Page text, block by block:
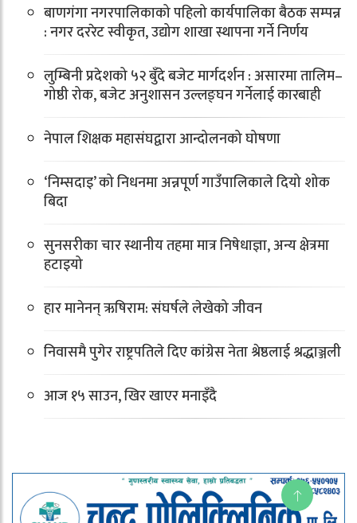
बाणगंगा नगरपालिकाको पहिलो कार्यपालिका बैठक सम्पन्न
: नगर दररेट स्वीकृत, उद्योग शाखा स्थापना गर्ने निर्णय
लुम्बिनी प्रदेशको ५२ बुँदे बजेट मार्गदर्शन : असारमा तालिम–
गोष्ठी रोक, बजेट अनुशासन उल्लङ्घन गर्नेलाई कारबाही
नेपाल शिक्षक महासंघद्वारा आन्दोलनको घोषणा
‘निम्सदाइ’ को निधनमा अन्नपूर्ण गाउँपालिकाले दियो शोक
बिदा
सुनसरीका चार स्थानीय तहमा मात्र निषेधाज्ञा, अन्य क्षेत्रमा
हटाइयो
हार मानेनन् ऋषिराम: संघर्षले लेखेको जीवन
निवासमै पुगेर राष्ट्रपतिले दिए कांग्रेस नेता श्रेष्ठलाई श्रद्धाञ्जली
आज १५ साउन, खिर खाएर मनाइँदै